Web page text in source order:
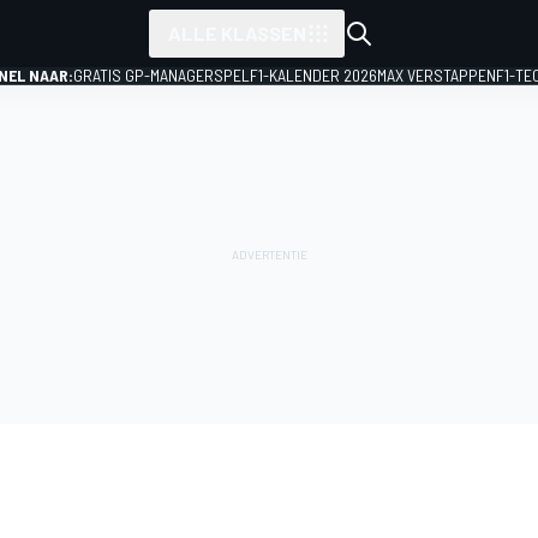
NAAR:GRATIS GP-MANAGERSPEL F1-KALENDER 2026MAX VERSTAPPENF1-